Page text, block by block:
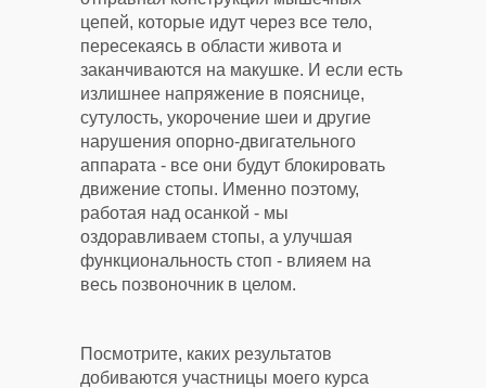
цепей, которые идут через все тело,
пересекаясь в области живота и
заканчиваются на макушке. И если есть
излишнее напряжение в пояснице,
сутулость, укорочение шеи и другие
нарушения опорно-двигательного
аппарата - все они будут блокировать
движение стопы. Именно поэтому,
работая над осанкой - мы
оздоравливаем стопы, а улучшая
функциональность стоп - влияем на
весь позвоночник в целом.
Посмотрите, каких результатов
добиваются участницы моего курса